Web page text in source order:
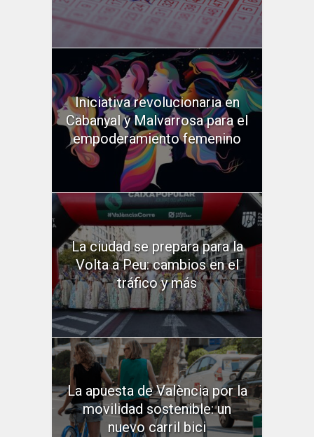
Iniciativa revolucionaria en
Cabanyal y Malvarrosa para el
empoderamiento femenino
La ciudad se prepara para la
Volta a Peu: cambios en el
tráfico y más
La apuesta de València por la
movilidad sostenible: un
nuevo carril bici